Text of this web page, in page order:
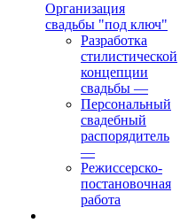
Организация
свадьбы "под ключ"
Разработка
стилистической
концепции
свадьбы —
Персональный
свадебный
распорядитель
—
Режиссерско-
постановочная
работа